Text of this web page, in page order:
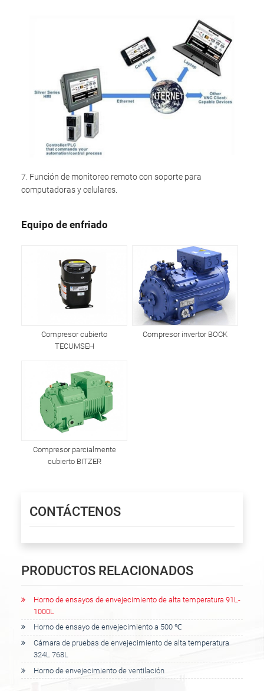
7. Función de monitoreo remoto con soporte para
computadoras y celulares.
Equipo de enfriado
Compresor cubierto
TECUMSEH
Compresor invertor BOCK
Compresor parcialmente
cubierto BITZER
CONTÁCTENOS
PRODUCTOS RELACIONADOS
Horno de ensayos de envejecimiento de alta temperatura 91L-
1000L
Horno de ensayo de envejecimiento a 500 ℃
Cámara de pruebas de envejecimiento de alta temperatura
324L 768L
Horno de envejecimiento de ventilación